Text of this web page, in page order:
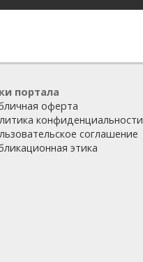
портала
оферта
конфиденциальности
соглашение
этика